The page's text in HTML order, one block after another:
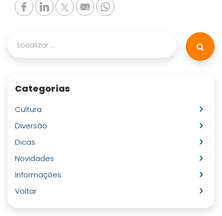
Categorias
Cultura
Diversão
Dicas
Novidades
Informações
Voltar